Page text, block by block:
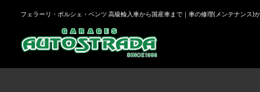
フェラーリ・ポルシェ・ベンツ 高級輸入車から国産車まで｜車の修理(メンテナンス)